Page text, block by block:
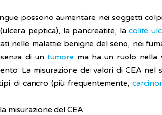
possono aumentare nei soggetti
peptica), la pancreatite, la colite
nelle malattie benigne del seno, nei
di untumore ma ha un ruolo nella
La misurazione dei valori di CEA
di cancro (più frequentemente,
misurazione del CEA: